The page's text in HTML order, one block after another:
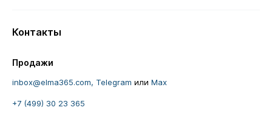
Контакты
Продажи
inbox@elma365.com, Telegram или Max
+7 (499) 30 23 365